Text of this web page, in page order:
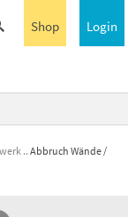
Login
Shop
Abbruch Wände /